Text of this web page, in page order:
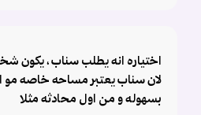
اختياره انه يطلب سناب ، يكون
لان سناب يعتبر مساحه خاصه مو
بسهوله و من اول محادثه مثلا